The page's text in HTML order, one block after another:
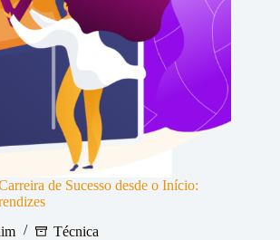
de Sucesso desde o Início:
Técnica